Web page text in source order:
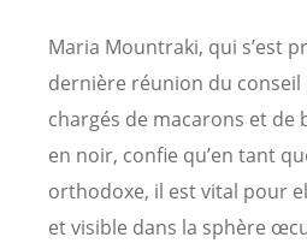
Maria Mountraki, qui s’est
dernière réunion du conseil
chargés de macarons et de
en noir, confie qu’en tant
orthodoxe, il est vital pour
et visible dans la sphère